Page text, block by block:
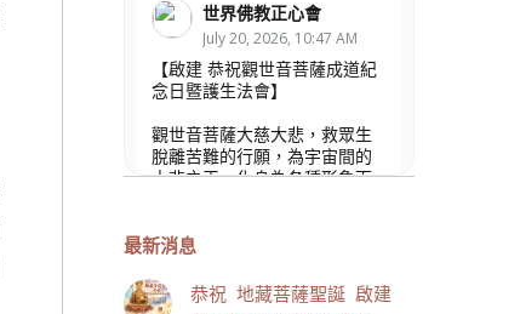
世界佛教正心會
July 20, 2026, 10:47 AM
【啟建 恭祝觀世音菩薩成道紀
念日暨護生法會】
觀世音菩薩大慈大悲，救眾生
脫離苦難的行願，為宇宙間的
大悲之王，化身為各種形象而
身，農曆6月19日為觀世音菩薩
文殊院、財神會館、桃園金龜
山三寶殿將在8月1日(星期六)於
最新消息
恭祝 地藏菩薩聖誕 啟建